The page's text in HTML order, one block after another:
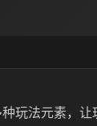
玩法元素，